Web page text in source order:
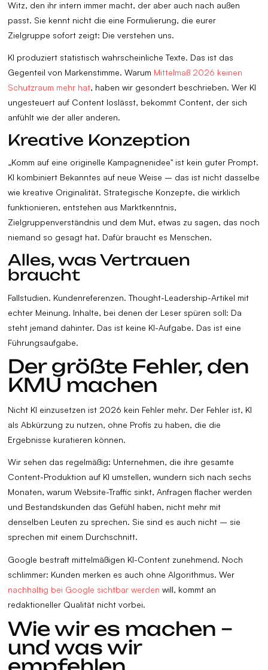
Witz, den ihr intern immer macht, der aber auch nach außen
passt. Sie kennt nicht die eine Formulierung, die eurer
Zielgruppe sofort zeigt: Die verstehen uns.
KI produziert statistisch wahrscheinliche Texte. Das ist das
Gegenteil von Markenstimme. Warum Mittelmaß 2026 keinen
Schutzraum mehr hat, haben wir gesondert beschrieben. Wer KI
ungesteuert auf Content loslässt, bekommt Content, der sich
anfühlt wie der aller anderen.
Kreative Konzeption
„Komm auf eine originelle Kampagnenidee" ist kein guter Prompt.
KI kombiniert Bekanntes auf neue Weise – das ist nicht dasselbe
wie kreative Originalität. Strategische Konzepte, die wirklich
funktionieren, entstehen aus Marktkenntnis,
Zielgruppenverständnis und dem Mut, etwas zu sagen, das noch
niemand so gesagt hat. Dafür braucht es Menschen.
Alles, was Vertrauen
braucht
Fallstudien. Kundenreferenzen. Thought-Leadership-Artikel mit
echter Meinung. Inhalte, bei denen der Leser spüren soll: Da
steht jemand dahinter. Das ist keine KI-Aufgabe. Das ist eine
Führungsaufgabe.
Der größte Fehler, den
KMU machen
Nicht KI einzusetzen ist 2026 kein Fehler mehr. Der Fehler ist, KI
als Abkürzung zu nutzen, ohne Profis zu haben, die die
Ergebnisse kuratieren können.
Wir sehen das regelmäßig: Unternehmen, die ihre gesamte
Content-Produktion auf KI umstellen, wundern sich nach sechs
Monaten, warum Website-Traffic sinkt, Anfragen flacher werden
und Bestandskunden das Gefühl haben, nicht mehr mit
denselben Leuten zu sprechen. Sie sind es auch nicht – sie
sprechen mit einem Durchschnitt.
Google bestraft mittelmäßigen KI-Content zunehmend. Noch
schlimmer: Kunden merken es auch ohne Algorithmus. Wer
nachhaltig bei Google sichtbar werden will, kommt an
redaktioneller Qualität nicht vorbei.
Wie wir es machen –
und was wir